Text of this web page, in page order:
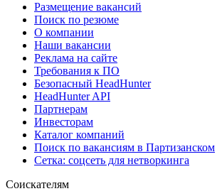
Размещение вакансий
Поиск по резюме
О компании
Наши вакансии
Реклама на сайте
Требования к ПО
Безопасный HeadHunter
HeadHunter API
Партнерам
Инвесторам
Каталог компаний
Поиск по вакансиям в Партизанском
Сетка: соцсеть для нетворкинга
Соискателям